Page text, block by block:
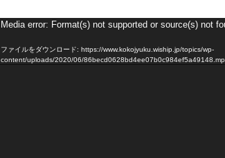
Media error: Format(s) not supported or source(s) not
ファイルをダウンロード: https://www.kokojyuku.wiship.jp/topics/wp-
content/uploads/2020/06/